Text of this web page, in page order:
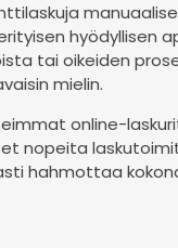
hyödyllisen
tai oikeiden
mielin.
online-
nopeita
hahmottaa